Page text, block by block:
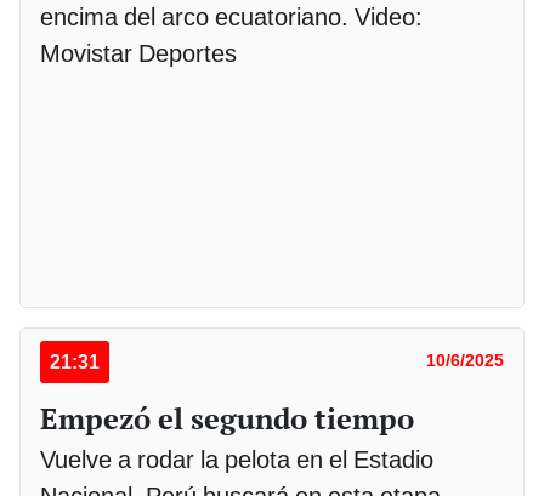
encima del arco ecuatoriano. Video:
Movistar Deportes
21:31 10/6/2025
Empezó el segundo tiempo
Vuelve a rodar la pelota en el Estadio